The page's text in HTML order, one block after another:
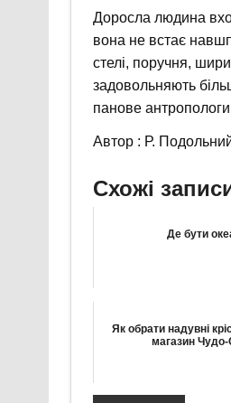
Доросла людина
вона не встає
стелі, поручня,
задовольняють
панове
Автор : Р.
Схожі
Де бути
Як обрати надувні
магазин Чудо-